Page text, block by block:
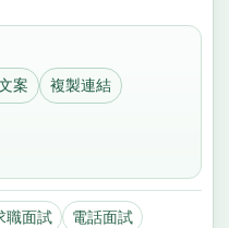
案 複製連結
職面試 電話面試